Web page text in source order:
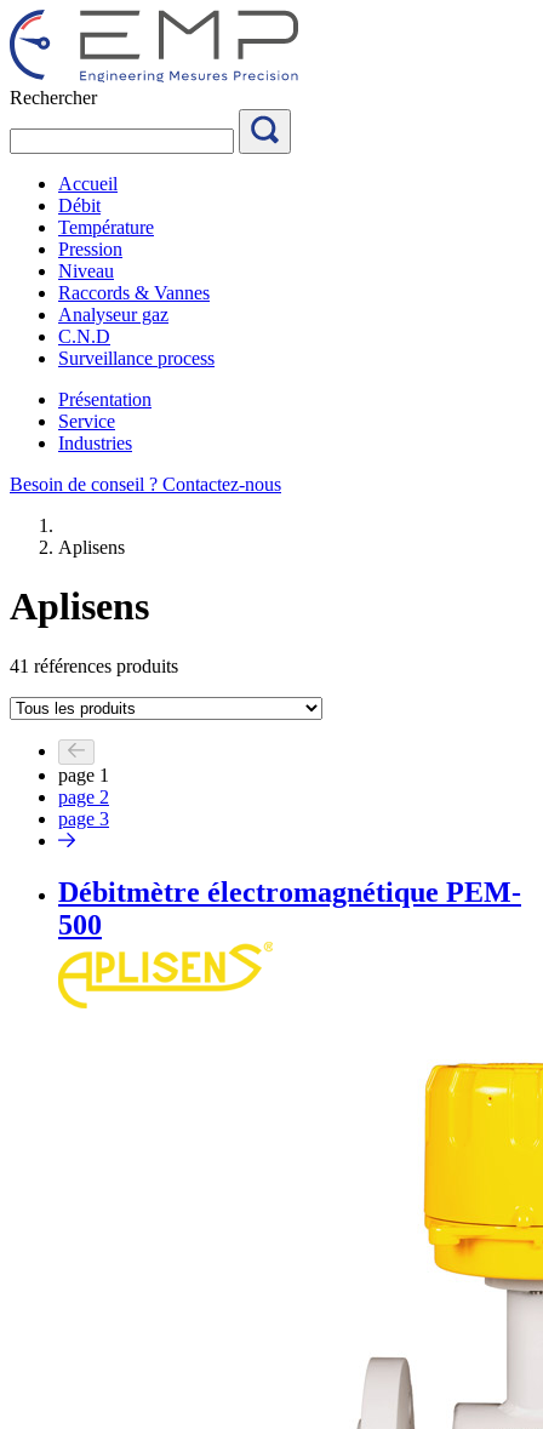
Aller
au
contenu
Rechercher
Accueil
Débit
Température
Pression
Niveau
Raccords & Vannes
Analyseur gaz
C.N.D
Surveillance process
Présentation
Service
Industries
Besoin de conseil ? Contactez-nous
Aplisens
Aplisens
41 références produits
page 1
page 2
page 3
Débitmètre électromagnétique PEM-
500